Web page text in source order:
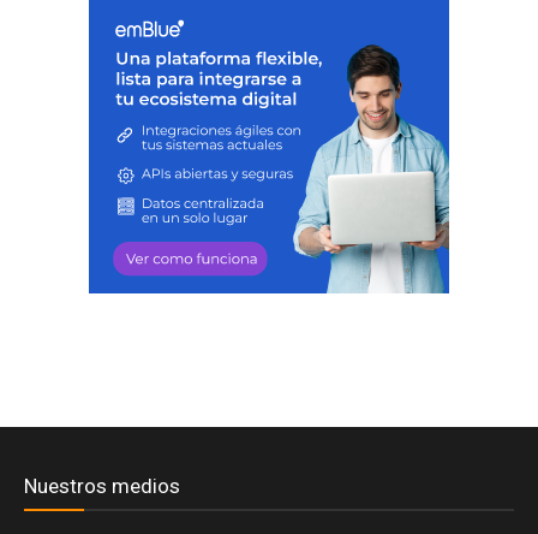
Nuestros medios